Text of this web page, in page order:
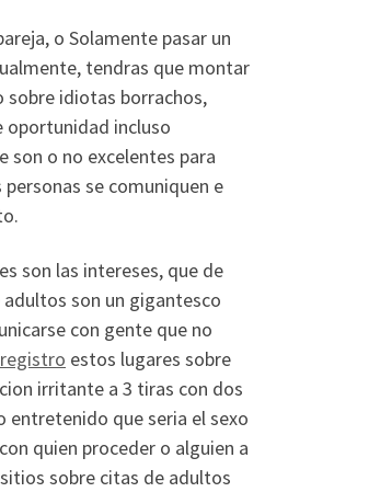
o Solamente pasar un
tendras que montar
sobre idiotas borrachos,
oportunidad incluso
son o no excelentes para
se comuniquen e
son las intereses, que de
son un gigantesco
con gente que no
estos lugares sobre
irritante a 3 tiras con dos
entretenido que seri­a el sexo
quien proceder o alguien a
sobre citas de adultos